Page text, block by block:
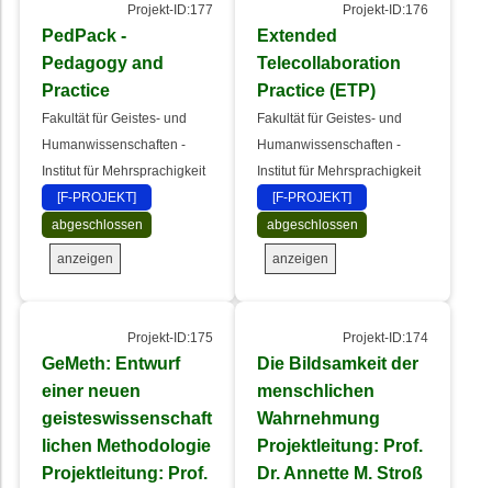
Projekt-ID:177
PedPack -
Pedagogy and
Practice
Fakultät für Geistes- und
Humanwissenschaften -
Institut für Mehrsprachigkeit
[F-PROJEKT]
abgeschlossen
anzeigen
Projekt-ID:176
Extended
Telecollaboration
Practice (ETP)
Fakultät für Geistes- und
Humanwissenschaften -
Institut für Mehrsprachigkeit
[F-PROJEKT]
abgeschlossen
anzeigen
Projekt-ID:175
GeMeth: Entwurf
einer neuen
geisteswissenschaft
lichen Methodologie
Projektleitung: Prof.
Projekt-ID:174
Die Bildsamkeit der
menschlichen
Wahrnehmung
Projektleitung: Prof.
Dr. Annette M. Stroß